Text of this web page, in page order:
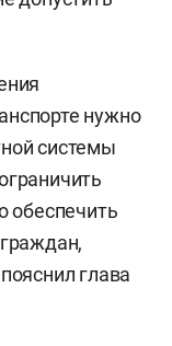
нужно
системы
обеспечить
глава